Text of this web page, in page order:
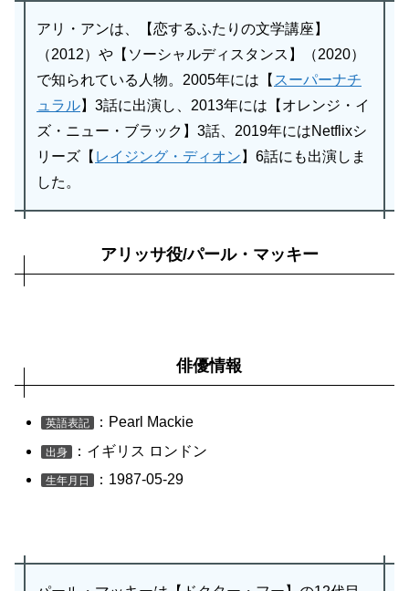
アリ・アンは、【恋するふたりの文学講座】
（2012）や【ソーシャルディスタンス】（2020）
で知られている人物。2005年には【 スーパーナチ
ュラル】3話に出演し、2013年には【オレンジ・イ
ズ・ニュー・ブラック】3話、2019年にはNetflixシ
リーズ【 レイジング・ディオン 】6話にも出演しま
した。
アリッサ役/パール・マッキー
俳優情報
英語表記 ：Pearl Mackie
出身 ：イギリス ロンドン
生年月日 ：1987-05-29